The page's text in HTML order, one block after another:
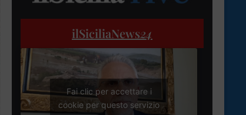
ilSiciliaNews24
Fai clic per accettare i
cookie per questo servizio